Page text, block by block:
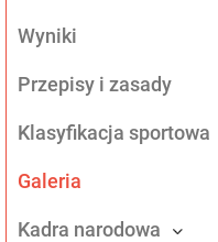
Wyniki
Przepisy i zasady
Klasyfikacja sportowa
Galeria
Kadra narodowa